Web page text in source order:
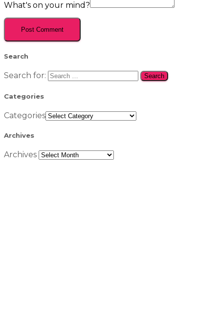
What's on your mind?
Search
Search for:
Categories
Categories
Archives
Archives